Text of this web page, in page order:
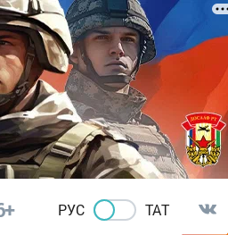
РУС ТАТ